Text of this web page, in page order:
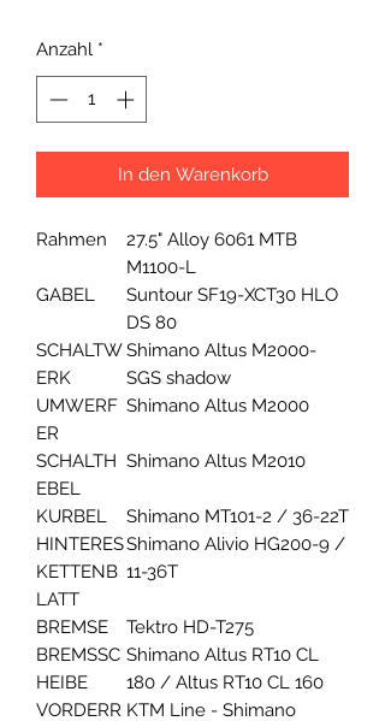
Anzahl *
In den Warenkorb
Rahmen
27.5" Alloy 6061 MTB
M1100-L
GABEL
Suntour SF19-XCT30 HLO
DS 80
SCHALTW
ERK
Shimano Altus M2000-
SGS shadow
UMWERF
ER
Shimano Altus M2000
SCHALTH
EBEL
Shimano Altus M2010
KURBEL
Shimano MT101-2 / 36-22T
HINTERES
KETTENB
LATT
Shimano Alivio HG200-9 /
11-36T
BREMSE
Tektro HD-T275
BREMSSC
HEIBE
Shimano Altus RT10 CL
180 / Altus RT10 CL 160
VORDERR KTM Line - Shimano